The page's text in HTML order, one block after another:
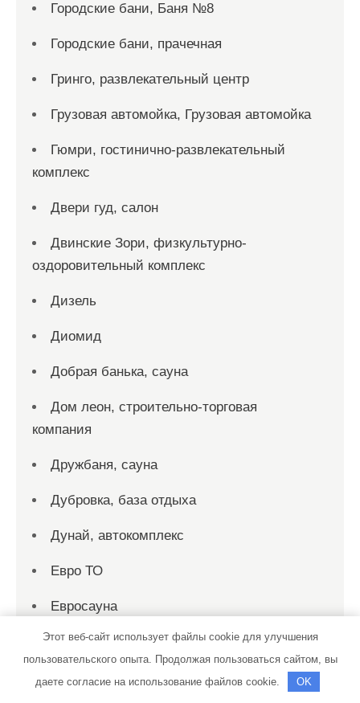
Городские бани, Баня №8
Городские бани, прачечная
Гринго, развлекательный центр
Грузовая автомойка, Грузовая автомойка
Гюмри, гостинично-развлекательный
комплекс
Двери гуд, салон
Двинские Зори, физкультурно-
оздоровительный комплекс
Дизель
Диомид
Добрая банька, сауна
Дом леон, строительно-торговая
компания
Дружбаня, сауна
Дубровка, база отдыха
Дунай, автокомплекс
Евро ТО
Евросауна
Елена
Енисей, производственно-торговая
Этот веб-сайт использует файлы cookie для улучшения
пользовательского опыта. Продолжая пользоваться сайтом, вы
даете согласие на использование файлов cookie.
OK